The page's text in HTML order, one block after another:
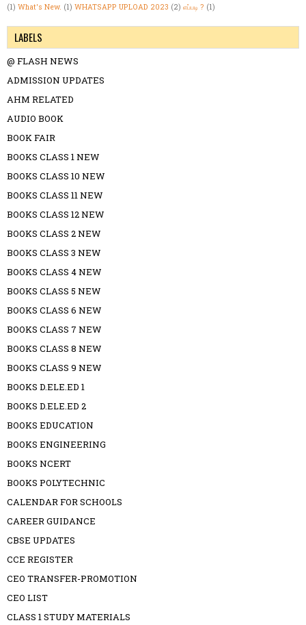
(1) What's New. (1) WHATSAPP UPLOAD 2023 (2) எப்படி ? (1)
LABELS
@ FLASH NEWS
ADMISSION UPDATES
AHM RELATED
AUDIO BOOK
BOOK FAIR
BOOKS CLASS 1 NEW
BOOKS CLASS 10 NEW
BOOKS CLASS 11 NEW
BOOKS CLASS 12 NEW
BOOKS CLASS 2 NEW
BOOKS CLASS 3 NEW
BOOKS CLASS 4 NEW
BOOKS CLASS 5 NEW
BOOKS CLASS 6 NEW
BOOKS CLASS 7 NEW
BOOKS CLASS 8 NEW
BOOKS CLASS 9 NEW
BOOKS D.ELE.ED 1
BOOKS D.ELE.ED 2
BOOKS EDUCATION
BOOKS ENGINEERING
BOOKS NCERT
BOOKS POLYTECHNIC
CALENDAR FOR SCHOOLS
CAREER GUIDANCE
CBSE UPDATES
CCE REGISTER
CEO TRANSFER-PROMOTION
CEO LIST
CLASS 1 STUDY MATERIALS